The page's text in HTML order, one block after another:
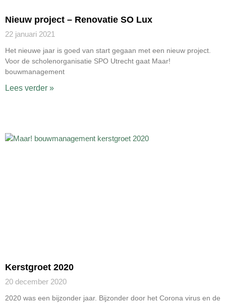
Nieuw project – Renovatie SO Lux
22 januari 2021
Het nieuwe jaar is goed van start gegaan met een nieuw project.
Voor de scholenorganisatie SPO Utrecht gaat Maar!
bouwmanagement
Lees verder »
Kerstgroet 2020
20 december 2020
2020 was een bijzonder jaar. Bijzonder door het Corona virus en de